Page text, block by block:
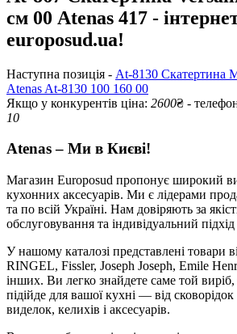
см 00 Atenas 417 -
europosud.ua!
Наступна позиція - At-8130 Скатертина
Atenas At-8130 100 160 00
Якщо у конкурентів ціна: 2600₴ -
10
Atenas – Ми в Києві!
Магазин Europosud пропонує широкий
кухонних аксесуарів. Ми є лідерами
та по всій Україні. Нам довіряють за
обслуговування та індивідуальний
У нашому каталозі представлені товари
RINGEL, Fissler, Joseph Joseph, Emile
інших. Ви легко знайдете саме той виріб,
підійде для вашої кухні — від
виделок, келихів і аксесуарів.